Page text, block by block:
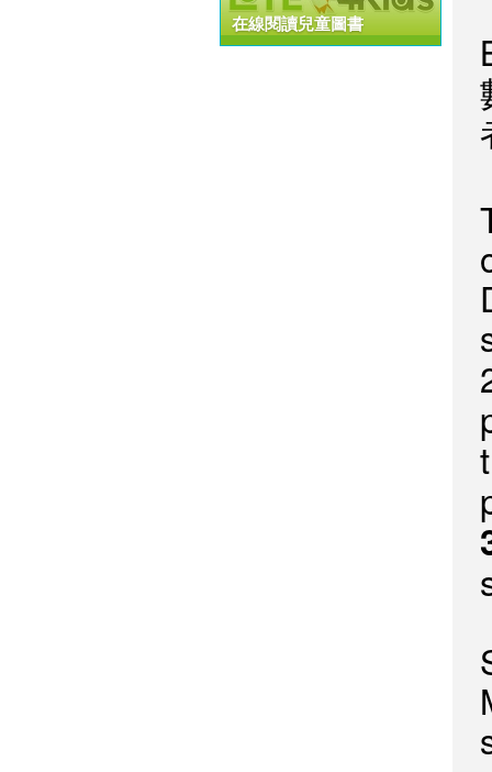
在線閱讀兒童圖書